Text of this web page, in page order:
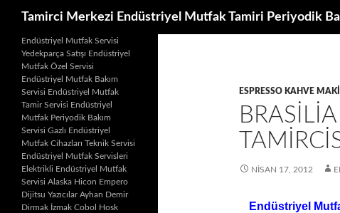
İçeriğe
Tamirci Merkezi Endüstriyel Mutfak Tamiri Periyodik
ESPRESSO KAHVE
NISAN 17, 2012
Endüstriyel
Endüstriyel Mutfak Servisi
Yedekparça Satışı Endüstriyel
Mutfak Özel Servisi
Endüstriyel Mutfak Bakım
Servisi Endüstriyel Mutfak
Tamir Servisi Endüstriyel
Mutfak Periyodik Bakım
Servisi Gazlı Endüstriyel
Mutfak Cihazları Teknik Servisi
Endüstriyel Mutfak Servisleri
Elektrikli Endüstriyel Mutfak
Servisi Alaska Hicon Empero
Dijitsu Yazıcılar Ayhan Demir
Dirmak İzmak Cobol Hosk